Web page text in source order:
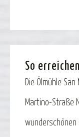
So
Die Ölmühle
Martino-Straße
wunderschönen